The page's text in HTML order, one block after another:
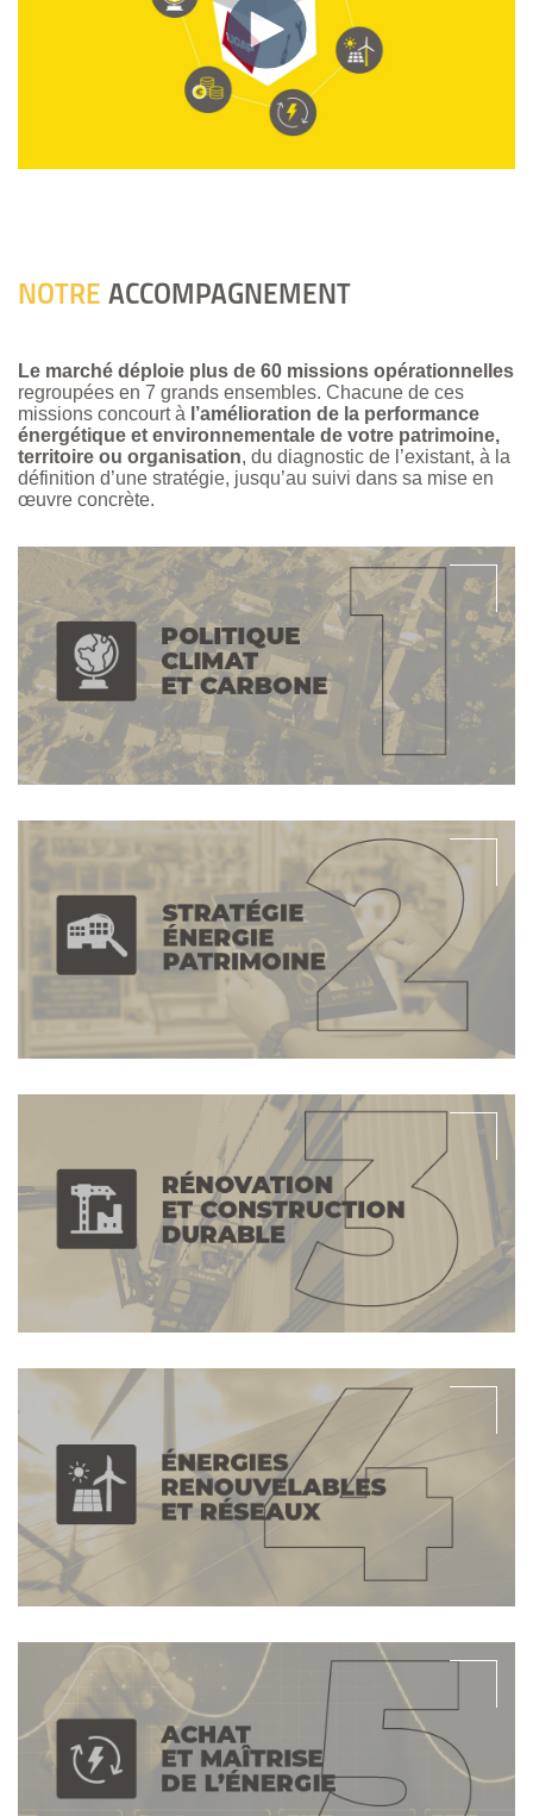
NOTRE ACCOMPAGNEMENT
Le marché déploie plus de 60 missions opérationnelles
regroupées en 7 grands ensembles. Chacune de ces
missions concourt à l’amélioration de la performance
énergétique et environnementale de votre patrimoine,
territoire ou organisation, du diagnostic de l’existant, à la
définition d’une stratégie, jusqu’au suivi dans sa mise en
œuvre concrète.